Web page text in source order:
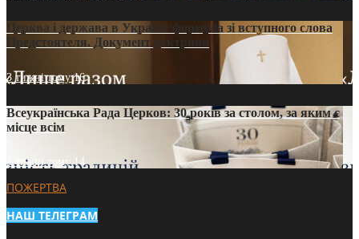
Церква і держава в Україні: формула зі вступного слова
Предстоятеля. Документ доктрини
3 тижні тому16
Всеукраїнська Рада Церков: 30 років за столом, за яким є
місце всім
3 тижні тому14
ПОЖЕРТВА
НАШ ТЕЛЕГРАМ